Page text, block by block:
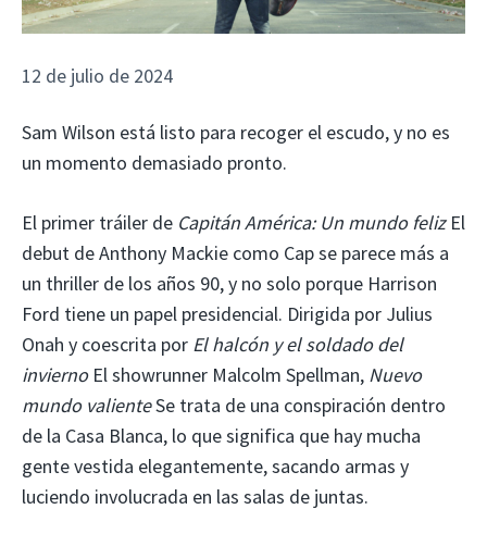
12 de julio de 2024
Sam Wilson está listo para recoger el escudo, y no es
un momento demasiado pronto.
El primer tráiler de Capitán América: Un mundo felizEl
debut de Anthony Mackie como Cap se parece más a
un thriller de los años 90, y no solo porque Harrison
Ford tiene un papel presidencial. Dirigida por Julius
Onah y coescrita por El halcón y el soldado del
inviernoEl showrunner Malcolm Spellman, Nuevo
mundo valienteSe trata de una conspiración dentro
de la Casa Blanca, lo que significa que hay mucha
gente vestida elegantemente, sacando armas y
luciendo involucrada en las salas de juntas.